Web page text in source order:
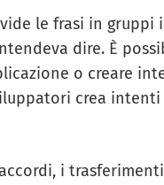
le frasi in gruppi
dire. È
o creare
crea
i